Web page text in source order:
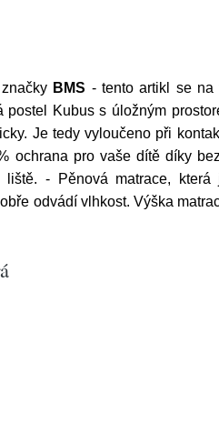
BMS - tento artikl se na
Kubus s úložným
Je tedy vyloučeno při
ochrana pro vaše dítě díky
- Pěnová matrace, která
odvádí vlhkost. Výška